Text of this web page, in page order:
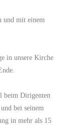
und mit einem
in unsere Kirche
beim Dirigenten
bei seinem
in mehr als 15